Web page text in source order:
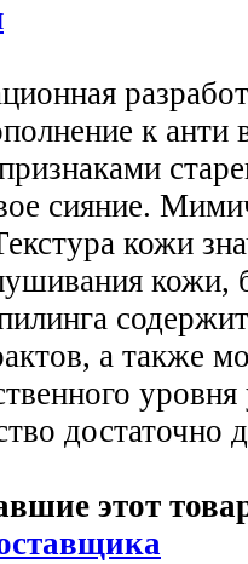
к
сияние.
кожи
кожи,
а также
достаточно
этот